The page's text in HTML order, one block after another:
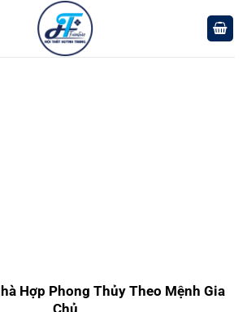
Hợp Phong Thủy Theo Mệnh Gia
Chủ